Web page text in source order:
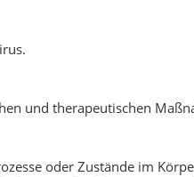
und therapeutischen
oder Zustände im